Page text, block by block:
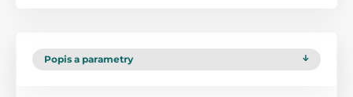
Popis a parametry